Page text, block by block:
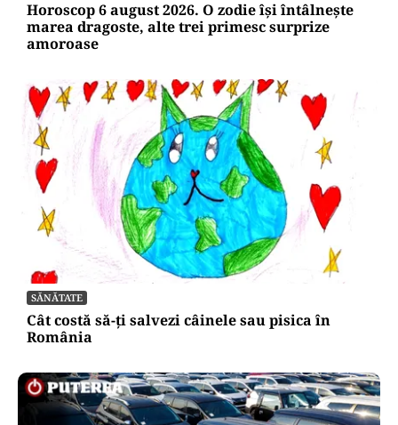
Horoscop 6 august 2026. O zodie își întâlnește
marea dragoste, alte trei primesc surprize
amoroase
SĂNĂTATE
Cât costă să-ți salvezi câinele sau pisica în
România